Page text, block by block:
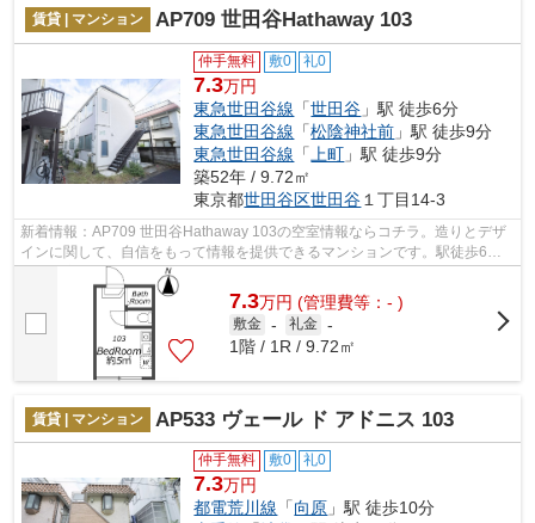
賃貸 | マンション AP709 世田谷Hathaway 103
仲手無料 敷0 礼0
7.3万円
東急世田谷線 「世田谷 」駅 徒歩6分
東急世田谷線 「松陰神社前 」駅 徒歩9分
東急世田谷線 「 上町 」駅 徒歩9分
築52年 / 9.72㎡
東京都世田谷区世田谷 １丁目14-3
新着情報：AP709 世田谷Hathaway 103の空室情報ならコチラ。造りとデザ
インに関して、自信をもって情報を提供できるマンションです。駅徒歩6分
に駅が立地する物件なので、電車を多く利...
7.3万円 (管理費等：- )
敷金 - 礼金 -
1階 / 1R / 9.72㎡
賃貸 | マンション AP533 ヴェール ド アドニス 103
仲手無料 敷0 礼0
7.3万円
都電荒川線 「向原 」駅 徒歩10分